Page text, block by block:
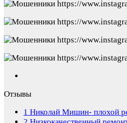
Отзывы
1 Николай Мишин- плохой